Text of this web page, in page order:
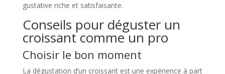
gustative riche et satisfaisante.
Conseils pour déguster un
croissant comme un pro
Choisir le bon moment
La dégustation d’un croissant est une expérience à part